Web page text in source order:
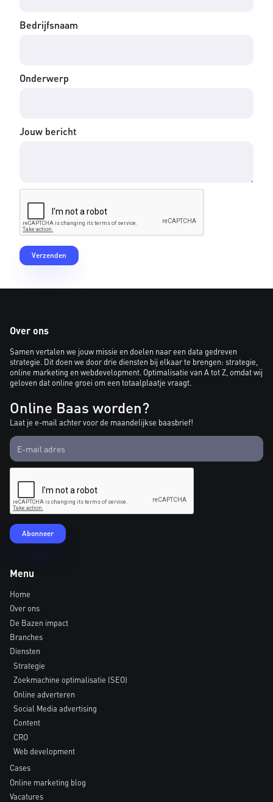
Bedrijfsnaam
Onderwerp
Jouw bericht
Over ons
Samen vertalen we jouw missie en doelen naar een data gedreven
strategie. Dit doen we door drie diensten bij elkaar te brengen: strategie,
online marketing en webdevelopment. Optimalisatie van A tot Z, omdat wij
geloven dat online groei om een totaalplaatje vraagt.
Online Baas worden?
Laat je e-mail achter voor de maandelijkse baasbrief!
Menu
Home
Over ons
De Bazen impact
Branches
Diensten
Strategie
Zoekmachine optimalisatie (SEO)
Online adverteren
Social Media advertising
Content
CRO
Web development
Cases
Online marketing blog
Vacatures